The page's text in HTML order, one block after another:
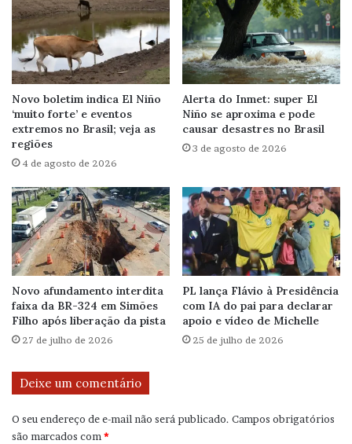
Novo boletim indica El Niño
‘muito forte’ e eventos
extremos no Brasil; veja as
regiões
4 de agosto de 2026
Alerta do Inmet: super El
Niño se aproxima e pode
causar desastres no Brasil
3 de agosto de 2026
Novo afundamento interdita
faixa da BR-324 em Simões
Filho após liberação da pista
27 de julho de 2026
PL lança Flávio à Presidência
com IA do pai para declarar
apoio e vídeo de Michelle
25 de julho de 2026
Deixe um comentário
O seu endereço de e-mail não será publicado. Campos obrigatórios
são marcados com*